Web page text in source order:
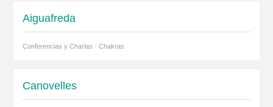
Aiguafreda
Conferencias y Charlas · Chakras
Canovelles